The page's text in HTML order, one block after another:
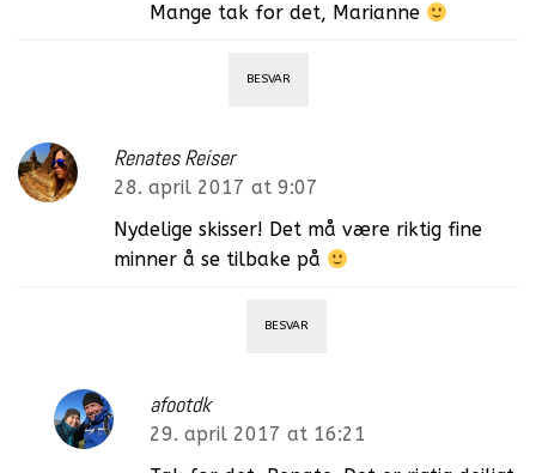
Mange tak for det, Marianne
BESVAR
Renates Reiser
28. april 2017 at 9:07
Nydelige skisser! Det må være riktig fine
minner å se tilbake på
BESVAR
afootdk
29. april 2017 at 16:21